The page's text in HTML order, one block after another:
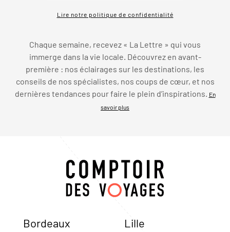
Lire notre politique de confidentialité
Chaque semaine, recevez « La Lettre » qui vous
immerge dans la vie locale. Découvrez en avant-
première : nos éclairages sur les destinations, les
conseils de nos spécialistes, nos coups de cœur, et nos
dernières tendances pour faire le plein d’inspirations. En
savoir plus
Bordeaux Lille